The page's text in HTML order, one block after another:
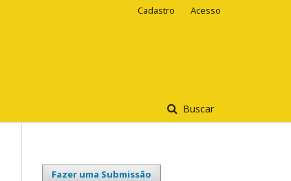
Buscar
Cadastro Acesso
Fazer uma Submissão